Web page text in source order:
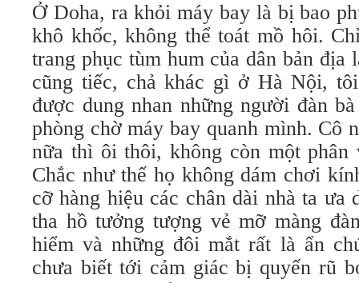
Ở Doha, ra khỏi máy bay là bị bao
khô khốc, không thể toát mồ hôi.
trang phục tùm hum của dân bản
cũng tiếc, chả khác gì ở Hà Nội,
được dung nhan những người đàn
phòng chờ máy bay quanh mình. Cô
nữa thì ôi thôi, không còn một phân
Chắc như thế họ không dám chơi
cỡ hàng hiệu các chân dài nhà ta ưa
tha hồ tưởng tượng vẻ mỡ màng
hiểm và những đôi mắt rất là ẩn
chưa biết tới cảm giác bị quyến rũ